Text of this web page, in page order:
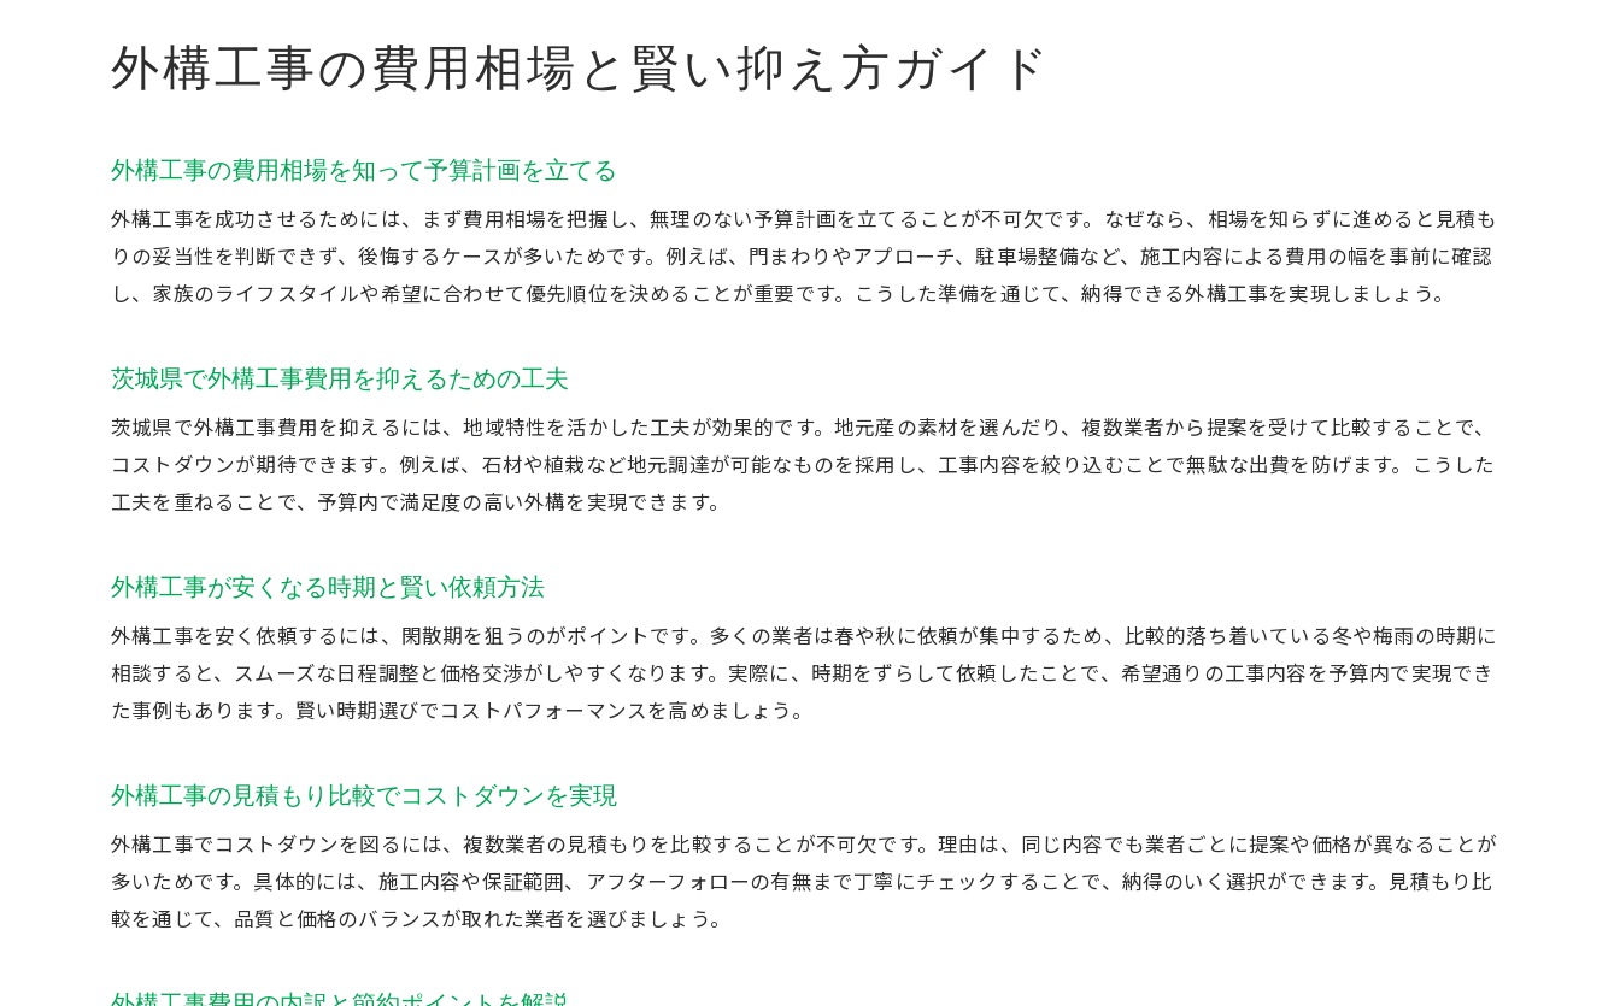
口コミ評価が高い外構工事の特徴を分析
外構工事のリアルな評判から学ぶポイント
茨城県で外構工事が安い業者を選ぶには
外構工事費用を抑える材料や工法の選び方
外構工事がお得になる時期や割引情報を活用
長く安心できる外構工事の選択ポイント
外構工事で長持ちさせるための素材選び
茨城県の外構工事で重視すべき保証内容
外構工事を長く楽しむためのメンテナンス法
安心して任せられる外構工事業者の条件
外構工事の費用相場と賢い抑え方ガイド
外構工事の費用相場を知って予算計画を立てる
外構工事を成功させるためには、まず費用相場を把握し、無理のない予算計画を立てることが不可欠です。なぜなら、相場を知らずに進めると見積も
りの妥当性を判断できず、後悔するケースが多いためです。例えば、門まわりやアプローチ、駐車場整備など、施工内容による費用の幅を事前に確認
し、家族のライフスタイルや希望に合わせて優先順位を決めることが重要です。こうした準備を通じて、納得できる外構工事を実現しましょう。
茨城県で外構工事費用を抑えるための工夫
茨城県で外構工事費用を抑えるには、地域特性を活かした工夫が効果的です。地元産の素材を選んだり、複数業者から提案を受けて比較することで、
コストダウンが期待できます。例えば、石材や植栽など地元調達が可能なものを採用し、工事内容を絞り込むことで無駄な出費を防げます。こうした
工夫を重ねることで、予算内で満足度の高い外構を実現できます。
外構工事が安くなる時期と賢い依頼方法
外構工事を安く依頼するには、閑散期を狙うのがポイントです。多くの業者は春や秋に依頼が集中するため、比較的落ち着いている冬や梅雨の時期に
相談すると、スムーズな日程調整と価格交渉がしやすくなります。実際に、時期をずらして依頼したことで、希望通りの工事内容を予算内で実現でき
た事例もあります。賢い時期選びでコストパフォーマンスを高めましょう。
外構工事の見積もり比較でコストダウンを実現
外構工事でコストダウンを図るには、複数業者の見積もりを比較することが不可欠です。理由は、同じ内容でも業者ごとに提案や価格が異なることが
多いためです。具体的には、施工内容や保証範囲、アフターフォローの有無まで丁寧にチェックすることで、納得のいく選択ができます。見積もり比
較を通じて、品質と価格のバランスが取れた業者を選びましょう。